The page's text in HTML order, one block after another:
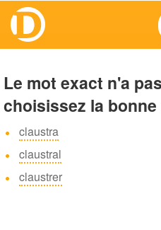
Le mot exact n'a
choisissez la
claustra
claustral
claustrer